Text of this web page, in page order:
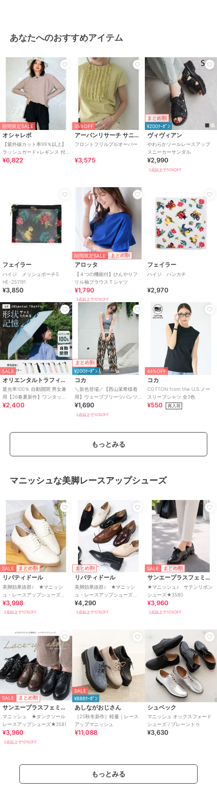
あなたへのおすすめアイテム
期間限定SALE
オシャレボ
【紫外線カット率99％以上】
ラッシュガード×レギンス 付
き タンキニ
¥6,822
35%OFF
アーバンリサーチ サニーレーベル
フロントフリルプルオーバー
¥3,575
まとめ割
¥200ｸｰﾎﾟﾝ
ヴィヴィアン
やわらかソールレースアップ
スニーカーサンダル
¥2,990
2点以上で10%OFF
フェイラー
ハイジ メッシュポーチS
HE-251191
¥3,850
期間限定SALE まとめ割
アロッタ
【４つの機能付】ひんやりフ
リル袖ブラウスＴシャツ
¥1,790
3点以上で10%OFF
フェイラー
ハイジ ハンカチ
¥2,970
SALE
オリエンタルトラフィック
遮光率100％ 自動開閉 男女兼
用【26春夏新作】ワンタッチ
晴雨兼用 折りたたみ傘 /G-
¥2,400
まとめ割
¥200ｸｰﾎﾟﾝ
コカ
＼新色登場／【西山茉希様着
用】ウェーブプリーツパンツ
全12色 / セルフカット可能
¥1,690
2点以上で10%OFF
44%OFF
コカ
COTTON from the U.S.ノー
スリーブシャツ 全3色
¥550 再入荷
もっとみる
マニッシュな美脚レースアップシューズ
SALE まとめ割
リバティドール
美脚効果抜群♪ ★マニッシ
ュ・レースアップシューズ
★5433
¥3,998
2点以上で10%OFF
まとめ割
リバティドール
美脚効果抜群♪ ★マニッシ
ュ・レースアップシューズ
★5433
¥4,290
2点以上で10%OFF
SALE まとめ割
サンエープラスフェミニン
★マニッシュ♪ サテンリボン
シューズ★3580
¥3,960
2点以上で10%OFF
SALE まとめ割
サンエープラスフェミニン
マニッシュ ★タンクソール
レースアップシューズ★3581
¥3,960
2点以上で10%OFF
SALE
¥888ｸｰﾎﾟﾝ
あしながおじさん
［25秋冬新作］軽量｜レース
アップマニッシュ
¥11,088
シュベック
マニッシュ オックスフォード
シューズ / プレーントゥ
¥3,630
もっとみる